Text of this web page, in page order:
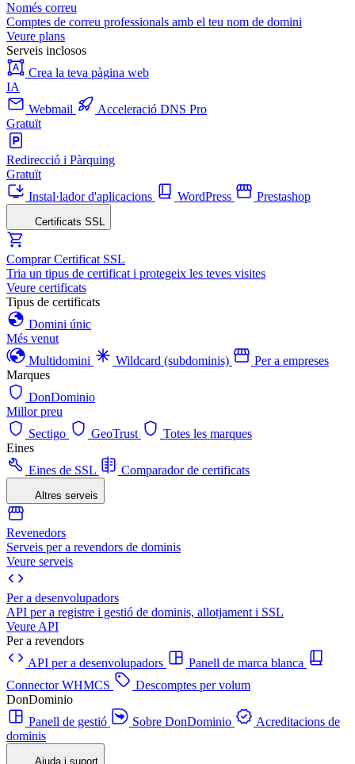
Només correu
Comptes de correu professionals amb el teu nom de domini
Veure plans
Serveis inclosos
Crea la teva pàgina web
IA
Webmail
Acceleració DNS Pro
Gratuït
Redirecció i Pàrquing
Gratuït
Instal·lador d'aplicacions
WordPress Prestashop
Certificats SSL
Comprar Certificat SSL
Tria un tipus de certificat i protegeix les teves visites
Veure certificats
Tipus de certificats
Domini únic
Més venut
Multidomini
Wildcard (subdominis)
Per a empreses
Marques
DonDominio
Millor preu
Sectigo
GeoTrust
Totes les marques
Eines
Eines de SSL
Comparador de certificats
Altres serveis
Revenedors
Serveis per a revendors de dominis
Veure serveis
Per a desenvolupadors
API per a registre i gestió de dominis, allotjament i SSL
Veure API
Per a revendors
API per a desenvolupadors
Panell de marca blanca
Connector WHMCS
Descomptes per volum
DonDominio
Panell de gestió
Sobre DonDominio
Acreditacions de
dominis
Ajuda i suport